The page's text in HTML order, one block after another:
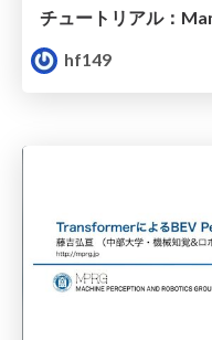
チュートリアル：
hf149